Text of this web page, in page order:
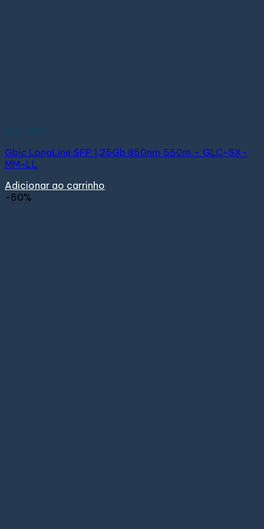
Gbic SFP
Gbic LongLine SFP 1,25Gb 850nm 550m – GLC-SX-
MM-LL
Adicionar ao carrinho
-50%